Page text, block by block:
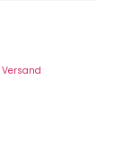
Versand